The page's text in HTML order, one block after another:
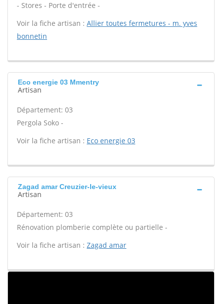
- Stores - Porte d'entrée -
Voir la fiche artisan : Allier toutes fermetures - m. yves
bonnetin
Eco energie 03 Mmentry
Artisan
Département: 03
Pergola Soko -
Voir la fiche artisan : Eco energie 03
Zagad amar Creuzier-le-vieux
Artisan
Département: 03
Rénovation plomberie complète ou partielle -
Voir la fiche artisan : Zagad amar